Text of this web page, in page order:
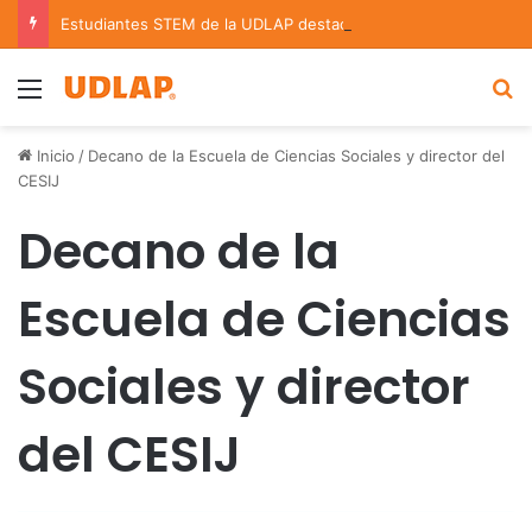
Menu
Inicio / Decano de la Escuela de Ciencias Sociales y director del
CESIJ
Decano de la
Escuela de Ciencias
Sociales y director
del CESIJ